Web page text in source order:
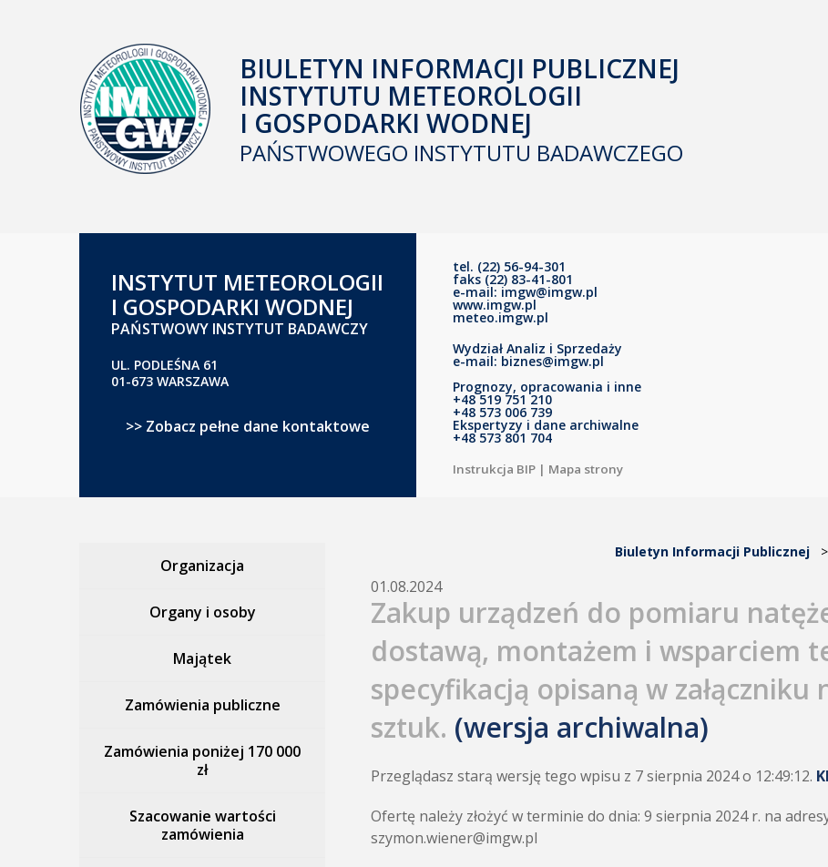
BIULETYN INFORMACJI PUBLICZNEJ
INSTYTUTU METEOROLOGII
I GOSPODARKI WODNEJ
PAŃSTWOWEGO INSTYTUTU BADAWCZEGO
INSTYTUT METEOROLOGII
I GOSPODARKI WODNEJ
PAŃSTWOWY INSTYTUT BADAWCZY
UL. PODLEŚNA 61
01-673 WARSZAWA
>> Zobacz pełne dane kontaktowe
tel. (22) 56-94-301
faks (22) 83-41-801
e-mail: imgw@imgw.pl
www.imgw.pl
meteo.imgw.pl
Wydział Analiz i Sprzedaży
e-mail: biznes@imgw.pl
Prognozy, opracowania i inne
+48 519 751 210
+48 573 006 739
Ekspertyzy i dane archiwalne
+48 573 801 704
Instrukcja BIP | Mapa strony
Organizacja
Organy i osoby
Majątek
Zamówienia publiczne
Zamówienia poniżej 170 000
zł
Szacowanie wartości
zamówienia
Biuletyn Informacji Publicznej
01.08.2024
Zakup urządzeń do pomiaru
dostawą, montażem i wsparciem
specyfikacją opisaną w załączniku
sztuk. (wersja archiwalna)
Przeglądasz starą wersję tego wpisu z 7 sierpnia 2024 o 12:49:12.
Ofertę należy złożyć w terminie do dnia: 9 sierpnia 2024 r. na
szymon.wiener@imgw.pl